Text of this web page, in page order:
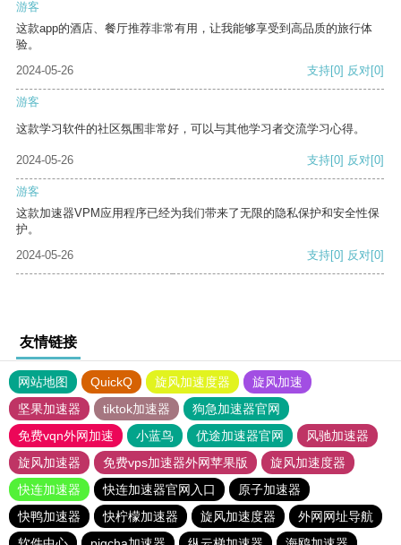
游客
这款app的酒店、餐厅推荐非常有用，让我能够享受到高品质的旅行体
验。
2024-05-26
支持[0] 反对[0]
游客
这款学习软件的社区氛围非常好，可以与其他学习者交流学习心得。
2024-05-26 支持[0] 反对[0]
游客
这款加速器VPM应用程序已经为我们带来了无限的隐私保护和安全性保
护。
2024-05-26
支持[0] 反对[0]
友情链接
网站地图 QuickQ 旋风加速度器
旋风加速
坚果加速器
tiktok加速器
狗急加速器官网
免费vqn外网加速
小蓝鸟 优途加速器官网
风驰加速器
旋风加速器
免费vps加速器外网苹果版
旋风加速度器
快连加速器
快连加速器官网入口
原子加速器
快鸭加速器
快柠檬加速器 旋风加速度器
外网网址导航